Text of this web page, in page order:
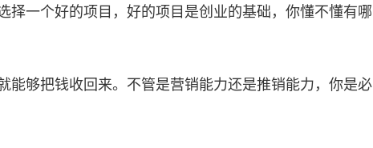
择一个好的项目，好的项目是创业的基础，你懂不懂有哪
能够把钱收回来。不管是营销能力还是推销能力，你是必